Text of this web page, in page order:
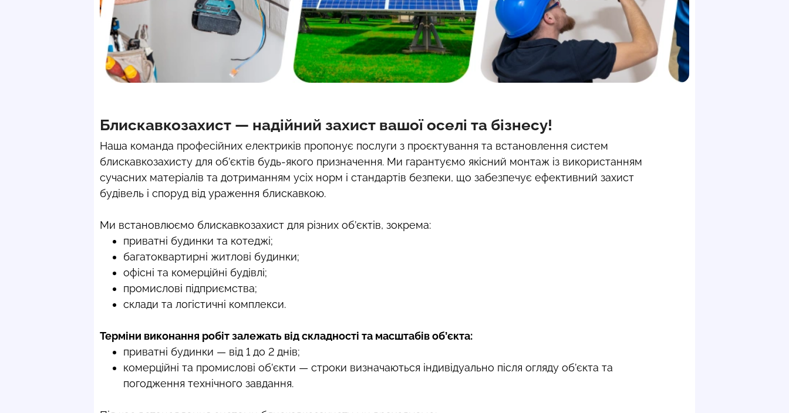
Блискавкозахист — надійний захист вашої оселі та бізнесу!
Наша команда професійних електриків пропонує послуги з проєктування та встановлення систем
блискавкозахисту для об’єктів будь-якого призначення. Ми гарантуємо якісний монтаж із використанням
сучасних матеріалів та дотриманням усіх норм і стандартів безпеки, що забезпечує ефективний захист
будівель і споруд від ураження блискавкою.
Ми встановлюємо блискавкозахист для різних об’єктів, зокрема:
приватні будинки та котеджі;
багатоквартирні житлові будинки;
офісні та комерційні будівлі;
промислові підприємства;
склади та логістичні комплекси.
Терміни виконання робіт залежать від складності та масштабів об’єкта:
приватні будинки — від 1 до 2 днів;
комерційні та промислові об’єкти — строки визначаються індивідуально після огляду об’єкта та
погодження технічного завдання.